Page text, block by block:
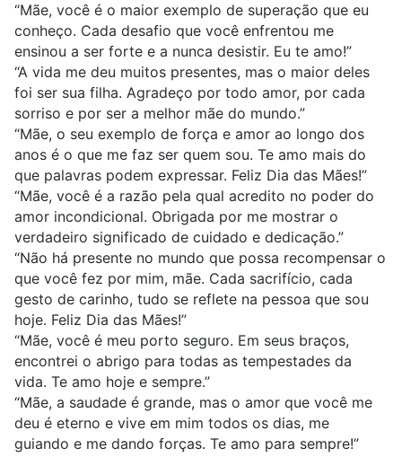
“Mãe, você é o maior exemplo de superação que eu
conheço. Cada desafio que você enfrentou me
ensinou a ser forte e a nunca desistir. Eu te amo!”
“A vida me deu muitos presentes, mas o maior deles
foi ser sua filha. Agradeço por todo amor, por cada
sorriso e por ser a melhor mãe do mundo.”
“Mãe, o seu exemplo de força e amor ao longo dos
anos é o que me faz ser quem sou. Te amo mais do
que palavras podem expressar. Feliz Dia das Mães!”
“Mãe, você é a razão pela qual acredito no poder do
amor incondicional. Obrigada por me mostrar o
verdadeiro significado de cuidado e dedicação.”
“Não há presente no mundo que possa recompensar o
que você fez por mim, mãe. Cada sacrifício, cada
gesto de carinho, tudo se reflete na pessoa que sou
hoje. Feliz Dia das Mães!”
“Mãe, você é meu porto seguro. Em seus braços,
encontrei o abrigo para todas as tempestades da
vida. Te amo hoje e sempre.”
“Mãe, a saudade é grande, mas o amor que você me
deu é eterno e vive em mim todos os dias, me
guiando e me dando forças. Te amo para sempre!”